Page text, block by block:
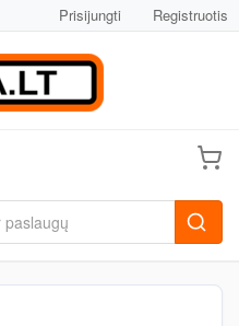
Prisijungti Registruotis